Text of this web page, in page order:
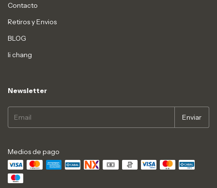
Contacto
Retiros y Envios
BLOG
li chang
Newsletter
Medios de pago